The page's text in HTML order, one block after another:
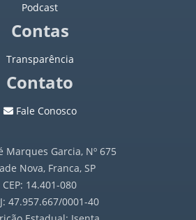
Podcast
Contas
Transparência
Contato
Fale Conosco
Marques Garcia, Nº 675
Nova, Franca, SP
CEP: 14.401-080
47.957.667/0001-40